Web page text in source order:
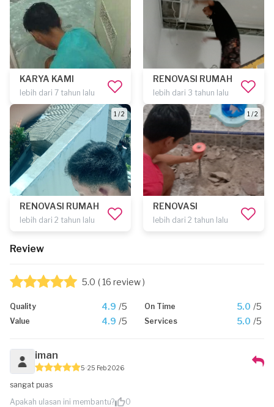
KARYA KAMI
lebih dari 7 tahun lalu
RENOVASI RUMAH
lebih dari 3 tahun lalu
1 / 2
RENOVASI RUMAH
lebih dari 2 tahun lalu
1 / 2
RENOVASI
lebih dari 2 tahun lalu
Review
5.0 ( 16 review )
Quality 4.9 /5 On Time 5.0 /5
Value 4.9 /5 Services 5.0 /5
iman
5 25 Feb 2026
sangat puas
Apakah ulasan ini membantu?
0